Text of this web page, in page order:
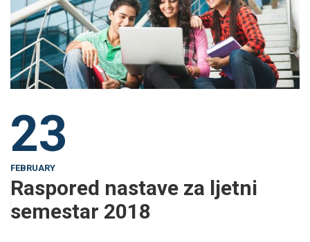
23
FEBRUARY
Raspored nastave za ljetni
semestar 2018